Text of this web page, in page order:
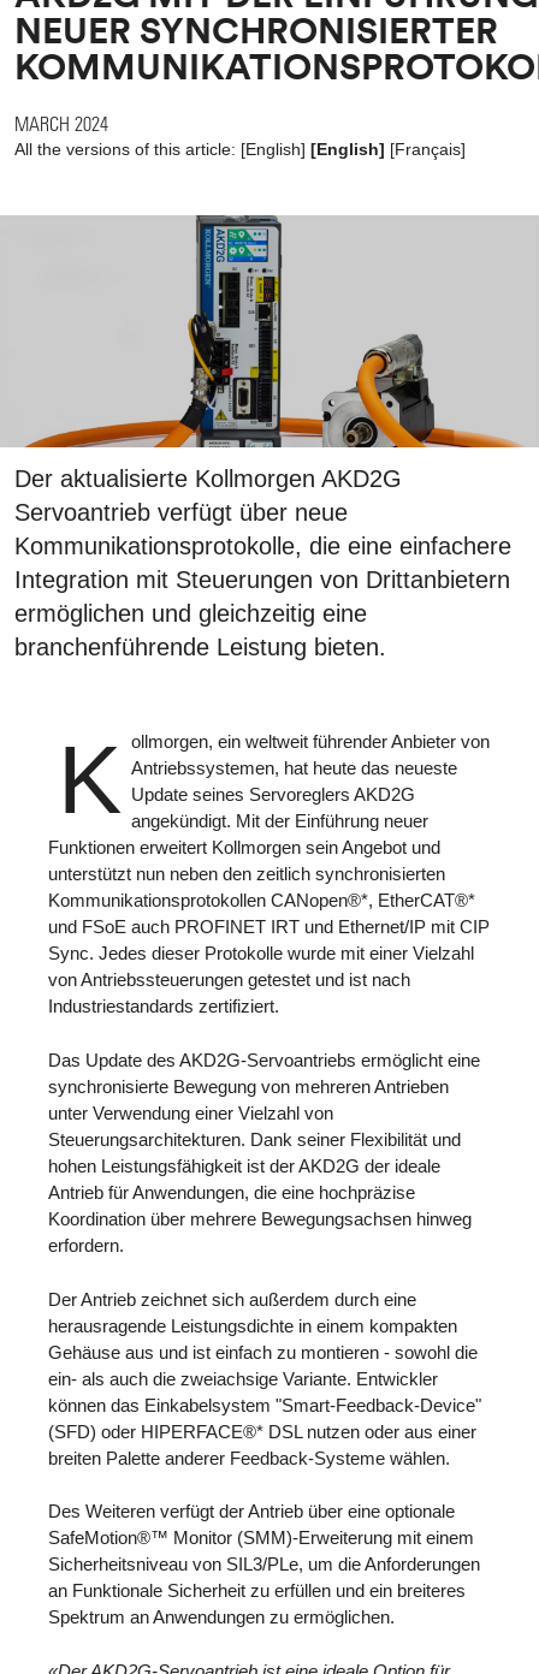
NEUER SYNCHRONISIERTER
MARCH 2024
All the versions of this article: [English] [English] [Français]
Der aktualisierte Kollmorgen AKD2G
Servoantrieb verfügt über neue
Kommunikationsprotokolle, die eine einfachere
Integration mit Steuerungen von Drittanbietern
ermöglichen und gleichzeitig eine
branchenführende Leistung bieten.
K ollmorgen, ein weltweit führender Anbieter von
Antriebssystemen, hat heute das neueste
Update seines Servoreglers AKD2G
angekündigt. Mit der Einführung neuer
Funktionen erweitert Kollmorgen sein Angebot und
unterstützt nun neben den zeitlich synchronisierten
Kommunikationsprotokollen CANopen®*, EtherCAT®*
und FSoE auch PROFINET IRT und Ethernet/IP mit CIP
Sync. Jedes dieser Protokolle wurde mit einer Vielzahl
von Antriebssteuerungen getestet und ist nach
Industriestandards zertifiziert.
Das Update des AKD2G-Servoantriebs ermöglicht eine
synchronisierte Bewegung von mehreren Antrieben
unter Verwendung einer Vielzahl von
Steuerungsarchitekturen. Dank seiner Flexibilität und
hohen Leistungsfähigkeit ist der AKD2G der ideale
Antrieb für Anwendungen, die eine hochpräzise
Koordination über mehrere Bewegungsachsen hinweg
erfordern.
Der Antrieb zeichnet sich außerdem durch eine
herausragende Leistungsdichte in einem kompakten
Gehäuse aus und ist einfach zu montieren - sowohl die
ein- als auch die zweiachsige Variante. Entwickler
können das Einkabelsystem "Smart-Feedback-Device"
(SFD) oder HIPERFACE®* DSL nutzen oder aus einer
breiten Palette anderer Feedback-Systeme wählen.
Des Weiteren verfügt der Antrieb über eine optionale
SafeMotion®™ Monitor (SMM)-Erweiterung mit einem
Sicherheitsniveau von SIL3/PLe, um die Anforderungen
an Funktionale Sicherheit zu erfüllen und ein breiteres
Spektrum an Anwendungen zu ermöglichen.